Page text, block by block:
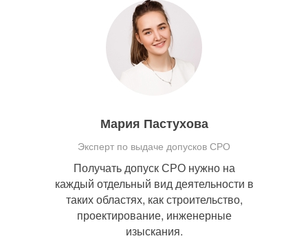
Мария Пастухова
Эксперт по выдаче допусков СРО
Получать допуск СРО нужно на
каждый отдельный вид деятельности в
таких областях, как строительство,
проектирование, инженерные
изыскания.